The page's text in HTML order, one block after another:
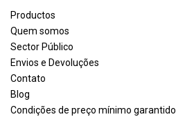
Productos
Quem somos
Sector Público
Envios e Devoluções
Contato
Blog
Condições de preço mínimo garantido